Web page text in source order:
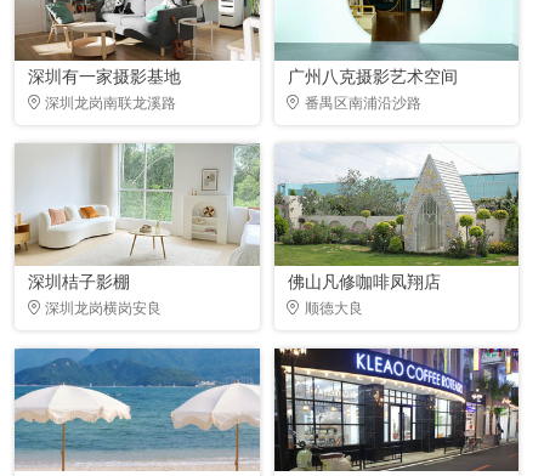
深圳有一家摄影基地
深圳龙岗南联龙溪路
广州八克摄影艺术空间
番禺区南浦沿沙路
深圳桔子影棚
深圳龙岗横岗安良
佛山凡修咖啡凤翔店
顺德大良